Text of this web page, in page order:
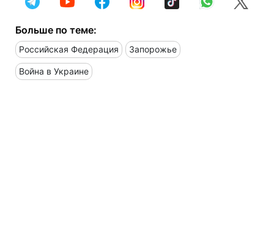
Больше по теме:
Российская Федерация Запорожье
Война в Украине